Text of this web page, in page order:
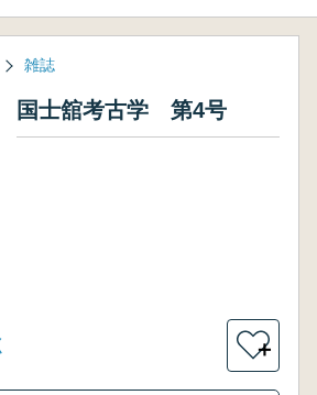
雑誌
国士舘考古学 第4号
＋